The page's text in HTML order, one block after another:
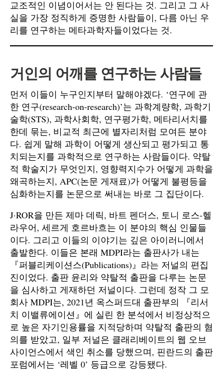
교조적인 이념이어서는 안 된다는 것. 그리고 그 사
실을 가장 정직하게 증명한 사람들이, 다름 아닌 우
리를 연구하는 메타과학자들이었다는 것.
거인의 어깨를 연구하는 사람들
먼저 이들이 누구인지부터 말해야겠다. ‘연구에 관
한 연구(research-on-research)’는 과학계량학, 과학기
술학(STS), 과학사회학, 연구평가학, 메타리서치를
한데 묶는, 비교적 최근에 별자리처럼 모여든 분야
다. 쉽게 말해 과학이 어떻게 생산되고 평가되고 통
치되는지를 과학적으로 연구하는 사람들이다. 약탈
적 학술지가 무엇인지, 영향력지수가 어떻게 과학을
왜곡하는지, APC(논문 게재료)가 어떻게 불평등을
심화하는지를 논문으로 써내는 바로 그 집단이다.
J·ROR을 만든 제마 데릭, 바트 펜더스, 토니 로스-헬
라우어, 세르게 호르바흐는 이 분야의 핵심 인물들
이다. 그리고 이들의 이야기는 깊은 아이러니에서
출발한다. 이들은 본래 MDPI라는 출판사가 내는
『퍼블리케이션스(Publications)』라는 저널의 편집
진이었다. 출판 윤리와 약탈적 출판을 다루는 논문
을 심사하고 게재하던 저널이다. 그런데 정작 그 모
회사 MDPI는, 2021년 옥스퍼드대 출판부의 『리서
치 이밸류에이션』에 실린 한 분석에서 비정상적으
로 높은 자기인용률을 지적당하며 약탈적 출판의 혐
의를 받았고, 일부 저널은 클래리베이트의 웹 오브
사이언스에서 색인 취소를 당했으며, 핀란드의 출판
포럼에서는 ‘레벨 0’ 등급으로 강등됐다.